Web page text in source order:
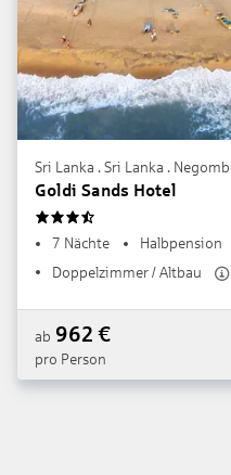
Sri Lanka . Sri Lanka .
Goldi Sands Hotel
3.5
7 Nächte
Halbpension
Doppelzimmer / Altbau
ab 962 €
pro Person